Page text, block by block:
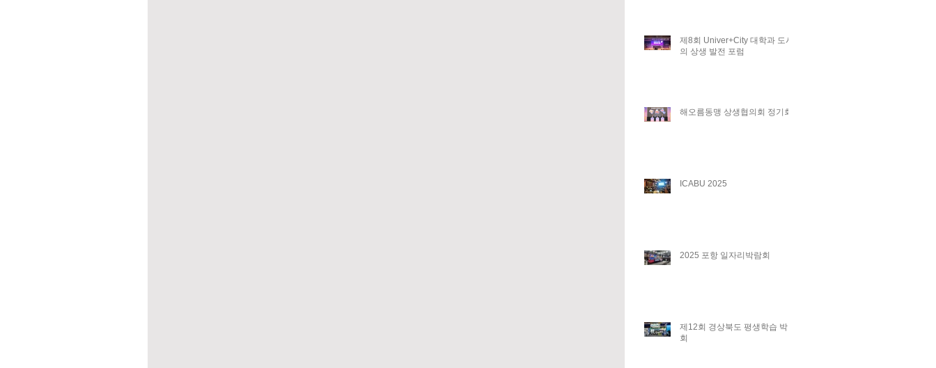
제8회 Univer+City 대학과 도시
의 상생 발전 포럼
해오름동맹 상생협의회 정기회
ICABU 2025
2025 포항 일자리박람회
제12회 경상북도 평생학습 박람
회